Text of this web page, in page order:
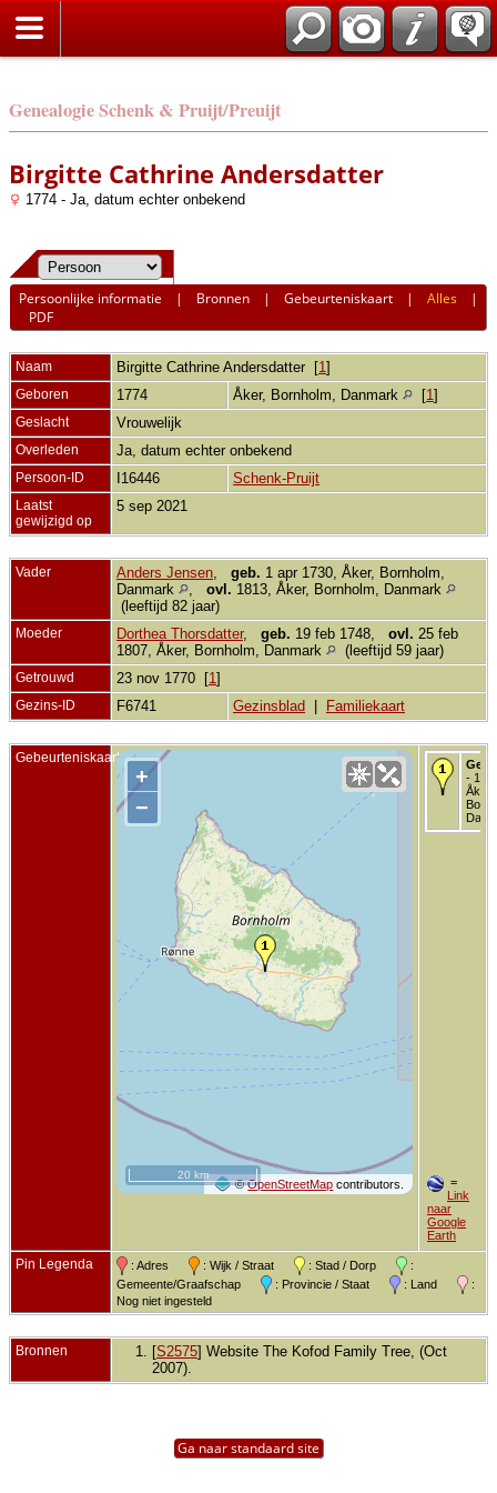
Genealogie Schenk & Pruijt/Preuijt
Birgitte Cathrine Andersdatter
1774 - Ja, datum echter onbekend
Persoonlijke informatie | Bronnen |Gebeurteniskaart |Alles |
PDF
Naam Birgitte Cathrine Andersdatter [1]
Geboren 1774 Åker, Bornholm, Danmark [1]
Geslacht Vrouwelijk
Overleden Ja, datum echter onbekend
Persoon-ID I16446 Schenk-Pruijt
Laatst
gewijzigd op
5 sep 2021
Vader Anders Jensen, geb. 1 apr 1730, Åker, Bornholm,
Danmark
, ovl. 1813, Åker, Bornholm, Danmark
(leeftijd 82 jaar)
Moeder Dorthea Thorsdatter, geb. 19 feb 1748, ovl. 25 feb
1807, Åker, Bornholm, Danmark
(leeftijd 59 jaar)
Getrouwd 23 nov 1770 [1]
Gezins-ID F6741 Gezinsblad Familiekaart
Gebeurteniskaart
+
−
©OpenStreetMap contributors.
20 km
-
Åker,
=
Link
naar
Google
Earth
Pin Legenda : Adres : Wijk / Straat : Stad / Dorp
:
Gemeente/Graafschap
: Provincie / Staat : Land
:
Nog niet ingesteld
Bronnen [S2575] Website The Kofod Family Tree, (Oct
2007).
Ga naar standaard site